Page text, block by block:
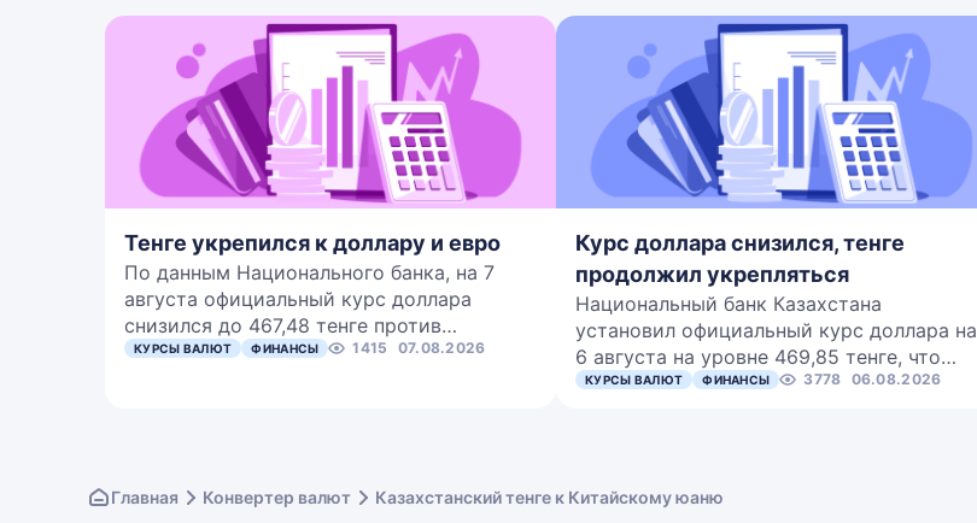
Тенге укрепился к доллару и евро
По данным Национального банка, на 7
августа официальный курс доллара
снизился до 467,48 тенге против…
КУРСЫ ВАЛЮТ ФИНАНСЫ 1415 07.08.2026
Курс доллара снизился, тенге
продолжил укрепляться
Национальный банк Казахстана
установил официальный курс доллара на
6 августа на уровне 469,85 тенге, что…
КУРСЫ ВАЛЮТ ФИНАНСЫ 3778 06.08.2026
Главная Конвертер валют Казахстанский тенге к Китайскому юаню